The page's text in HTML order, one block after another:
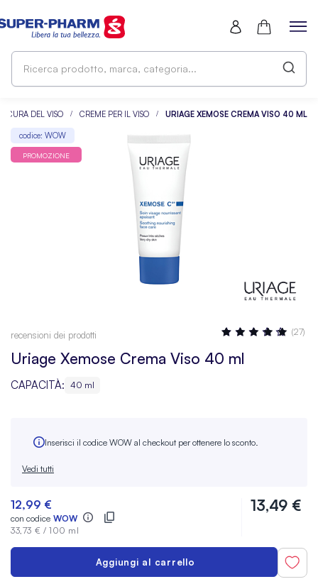
CURA DEL VISO CREME PER IL VISO URIAGE XEMOSE CREMA VISO 40 ML
codice: WOW
PROMOZIONE
Uriage Xemose Crema Viso 40 ml
Valutazione: (27)
recensioni dei prodotti
CAPACITÀ: 40 ml
Inserisci il codice WOW al checkout per ottenere lo sconto.
Vedi tutti
12,99 €
con codice WOW
33,73 € /100 ml
13,49 €
Aggiungi al carrello